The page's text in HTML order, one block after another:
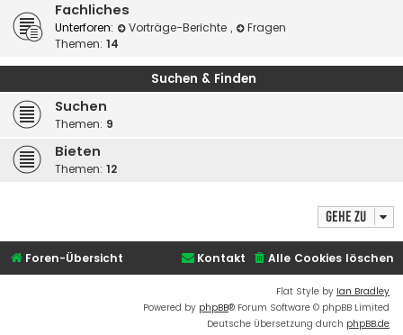
Fachliches
Unterforen: Vorträge-Berichte ,
Fragen
Themen: 14
Suchen & Finden
Suchen
Themen: 9
Bieten
Themen: 12
Gehe zu
Foren-Übersicht Alle Cookies löschen
Kontakt
Flat Style by Ian Bradley
Powered by phpBB® Forum Software © phpBB Limited
Deutsche Übersetzung durch phpBB.de